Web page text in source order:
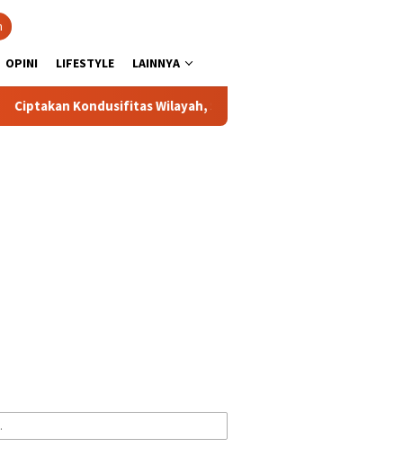
OPINI LIFESTYLE LAINNYA
Wilayah, Sat Samapta Polres Toraja Utara